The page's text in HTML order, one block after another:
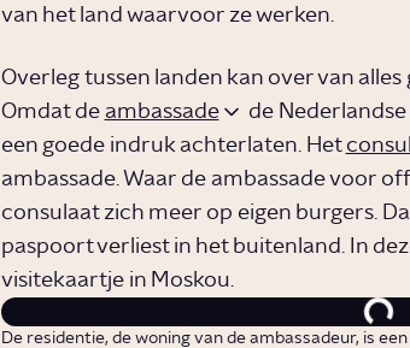
van het land waarvoor ze werken.
Overleg tussen landen kan over van
Omdat de ambassade
de
een goede indruk achterlaten. Het
ambassade. Waar de ambassade voor
consulaat zich meer op eigen burgers.
paspoort verliest in het buitenland. In
visitekaartje in Moskou.
De residentie, de woning van de ambassadeur, is